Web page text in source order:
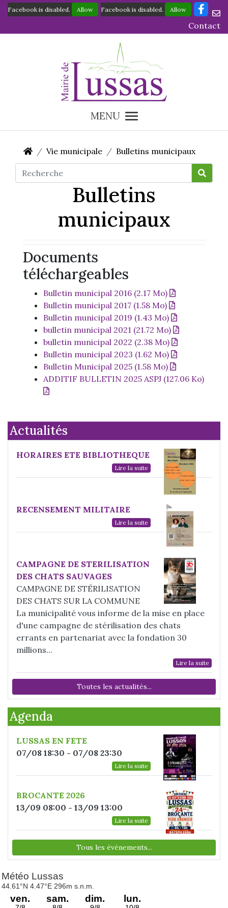
Facebook is disabled. Allow Facebook is disabled. Allow
Contact
MENU
Vie municipale Bulletins municipaux
Bulletins
municipaux
Documents
téléchargeables
Bulletin municipal 2016 (2.17 Mo)
Bulletin municipal 2017 (1.58 Mo)
Bulletin municipal 2019 (1.43 Mo)
bulletin municipal 2021 (21.72 Mo)
bulletin municipal 2022 (2.38 Mo)
Bulletin municipal 2023 (1.62 Mo)
Bulletin Municipal 2025 (1.58 Mo)
ADDITIF BULLETIN 2025 ASPJ (127.06 Ko)
Actualités
HORAIRES ETE BIBLIOTHEQUE
Lire la suite
RECENSEMENT MILITAIRE
Lire la suite
CAMPAGNE DE STERILISATION
DES CHATS SAUVAGES
CAMPAGNE DE STÉRILISATION
DES CHATS SUR LA COMMUNE
La municipalité vous informe de la mise en place
d'une campagne de stérilisation des chats
errants en partenariat avec la fondation 30
millions...
Lire la suite
Toutes les actualités...
Agenda
LUSSAS EN FETE
07/08 18:30 - 07/08 23:30
Lire la suite
BROCANTE 2026
13/09 08:00 - 13/09 13:00
Lire la suite
Tous les événements...